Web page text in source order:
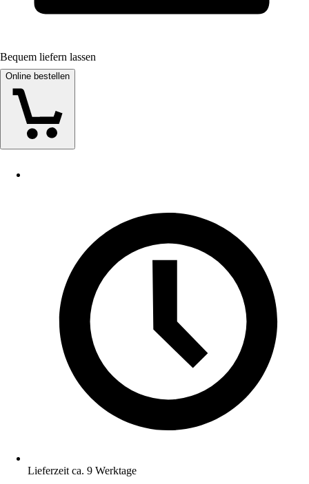
Bequem liefern lassen
Online bestellen
Lieferzeit ca. 9 Werktage